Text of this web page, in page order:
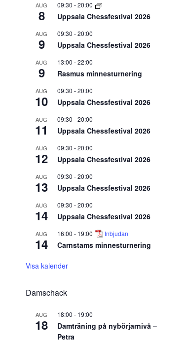
AUG
8
09:30 -20:00
Uppsala Chessfestival 2026
AUG
9
09:30 -20:00
Uppsala Chessfestival 2026
AUG
9
13:00 -22:00
Rasmus minnesturnering
AUG
10
09:30 -20:00
Uppsala Chessfestival 2026
AUG
11
09:30 -20:00
Uppsala Chessfestival 2026
AUG
12
09:30 -20:00
Uppsala Chessfestival 2026
AUG
13
09:30 -20:00
Uppsala Chessfestival 2026
AUG
14
09:30 -20:00
Uppsala Chessfestival 2026
AUG
14
16:00 - 19:00 Inbjudan
Carnstams minnesturnering
Visa kalender
Damschack
AUG
18
18:00 - 19:00
Damträning på nybörjarnivå –
Petra